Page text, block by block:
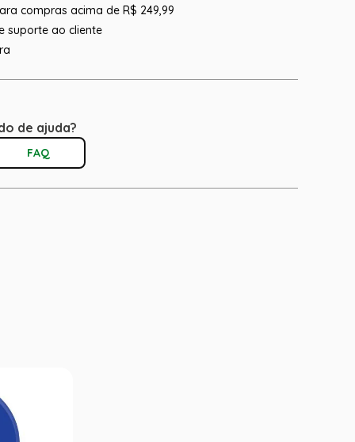
compras acima de R$ 249,99
suporte ao cliente
de ajuda?
FAQ